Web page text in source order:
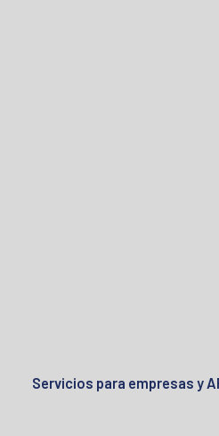
Servicios para empresas y